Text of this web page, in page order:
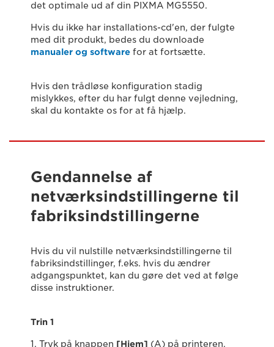
det optimale ud af din PIXMA MG5550.
Hvis du ikke har installations-cd'en, der fulgte
med dit produkt, bedes du downloade
manualer og software for at fortsætte.
Hvis den trådløse konfiguration stadig
mislykkes, efter du har fulgt denne vejledning,
skal du kontakte os for at få hjælp.
Gendannelse af
netværksindstillingerne til
fabriksindstillingerne
Hvis du vil nulstille netværksindstillingerne til
fabriksindstillinger, f.eks. hvis du ændrer
adgangspunktet, kan du gøre det ved at følge
disse instruktioner.
Trin 1
1. Tryk på knappen [Hjem] (A) på printeren.